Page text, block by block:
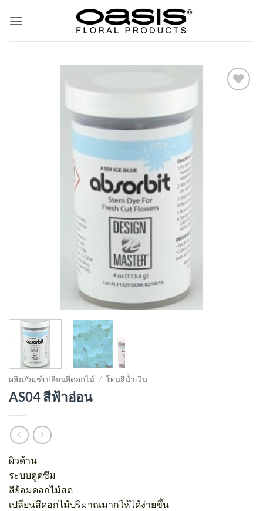
ไป
ผลิตภัณฑ์เปลี่ยนสีดอกไม้ / โทนสีน้ำเงิน
AS04 สีฟ้าอ่อน
ผิวด้าน
ระบบดูดซึม
สีย้อมดอกไม้สด
เปลี่ยนสีดอกไม้ปริมาณมากให้ได้ง่ายขึ้น